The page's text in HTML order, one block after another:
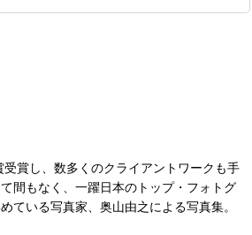
賞し、数多くのクライアントワークも手
間もなく、一躍日本のトップ・フォトグ
ている写真家、奥山由之による写真集。